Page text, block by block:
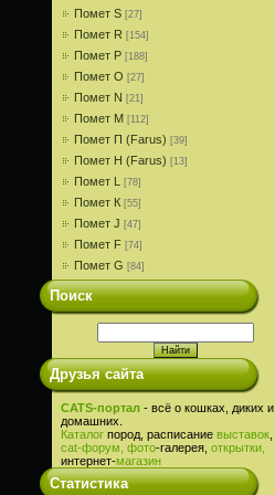
Помет S [27]
Помет R [154]
Помет P [188]
Помет О [27]
Помет N [21]
Помет M [112]
Помет П (Farus) [39]
Помет Н (Farus) [13]
Помет L [78]
Помет К [55]
Помет J [47]
Помет F [74]
Помет G [84]
Поиск
Друзья сайта
CATS-портал - всё о кошках, диких и
домашних.
Каталог пород, расписание выставок
cat-форум, фото-галерея, открытки,
интернет-магазин
Статистика